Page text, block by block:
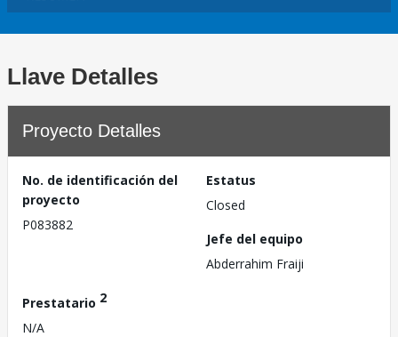
Llave Detalles
Proyecto Detalles
No. de identificación del
proyecto
P083882
Estatus
Closed
Jefe del equipo
Abderrahim Fraiji
Prestatario 2
N/A